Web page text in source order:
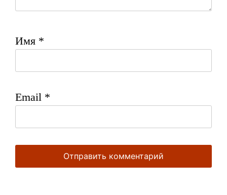
Имя *
Email *